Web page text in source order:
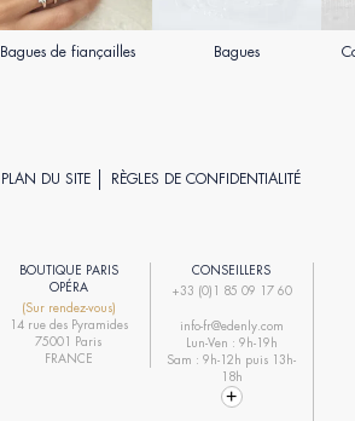
Bagues de fiançailles Bagues
PLAN DU SITE RÈGLES DE CONFIDENTIALITÉ
BOUTIQUE PARIS
OPÉRA
(Sur rendez-vous)
14 rue des Pyramides
75001 Paris
FRANCE
CONSEILLERS
+33 (0)1 85 09 17 60
info-fr@edenly.com
Lun-Ven : 9h-19h
Sam : 9h-12h puis 13h-
18h